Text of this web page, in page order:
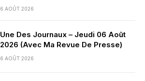
6 AOÛT 2026
Une Des Journaux – Jeudi 06 Août
2026 (Avec Ma Revue De Presse)
6 AOÛT 2026